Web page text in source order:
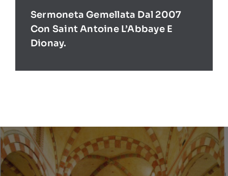
Sermoneta Gemellata Dal 2007
Con Saint Antoine L’Abbaye E
Dionay.